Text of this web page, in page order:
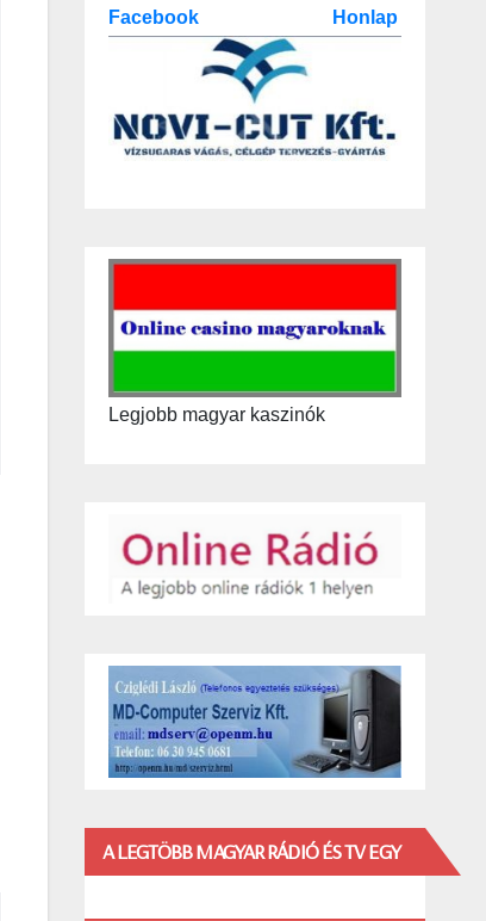
Facebook Honlap
Legjobb magyar kaszinók
A LEGTÖBB MAGYAR RÁDIÓ ÉS TV EGY